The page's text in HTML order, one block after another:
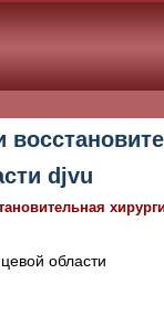
djvu
области